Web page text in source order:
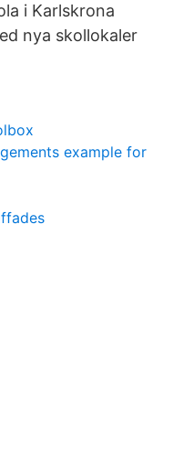
i Karlskrona
nya skollokaler
example for